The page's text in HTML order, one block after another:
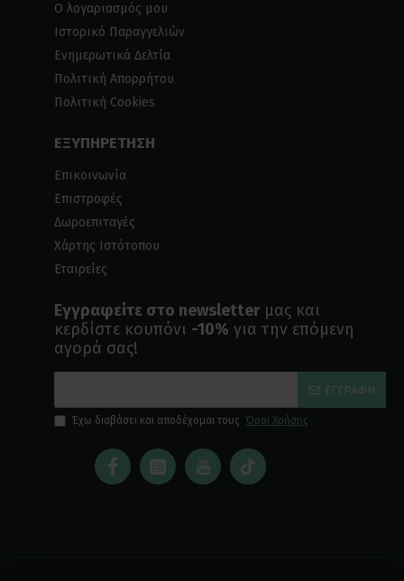
Ο λογαριασμός μου
Ιστορικό Παραγγελιών
Ενημερωτικά Δελτία
Πολιτική Απορρήτου
Πολιτική Cookies
ΕΞΥΠΗΡΕΤΗΣΗ
Επικοινωνία
Επιστροφές
Δωροεπιταγές
Χάρτης Ιστότοπου
Εταιρείες
Εγγραφείτε στο newsletter μας και
κερδίστε κουπόνι -10% για την επόμενη
αγορά σας!
ΕΓΓΡΑΦΉ
Έχω διαβάσει και αποδέχομαι τους Όροι Χρήσης